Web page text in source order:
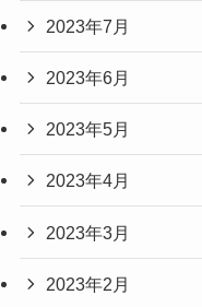
2023年7月
2023年6月
2023年5月
2023年4月
2023年3月
2023年2月